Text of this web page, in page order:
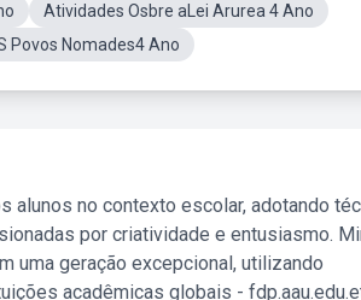
Atividades Osbre aLei Arurea 4 Ano
Povos Nomades4 Ano
alunos no contexto escolar, adotando
por criatividade e entusiasmo.
uma geração excepcional, utilizando
acadêmicas globais -